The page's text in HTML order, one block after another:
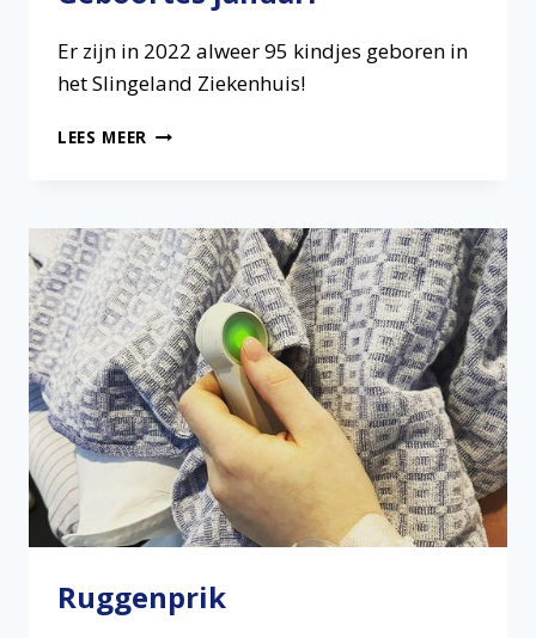
Er zijn in 2022 alweer 95 kindjes geboren in
het Slingeland Ziekenhuis!
LEES MEER GEBOORTES
Ruggenprik